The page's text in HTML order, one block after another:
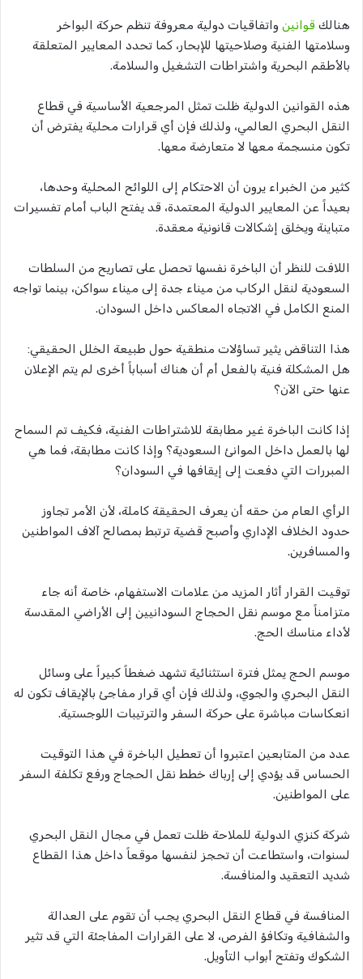
هنالك قوانين واتفاقيات دولية معروفة تنظم حركة البواخر
وسلامتها الفنية وصلاحيتها للإبحار، كما تحدد المعايير المتعلقة
بالأطقم البحرية واشتراطات التشغيل والسلامة.
هذه القوانين الدولية ظلت تمثل المرجعية الأساسية في قطاع
النقل البحري العالمي، ولذلك فإن أي قرارات محلية يفترض أن
تكون منسجمة معها لا متعارضة معها.
كثير من الخبراء يرون أن الاحتكام إلى اللوائح المحلية وحدها،
بعيداً عن المعايير الدولية المعتمدة، قد يفتح الباب أمام تفسيرات
متباينة ويخلق إشكالات قانونية معقدة.
اللافت للنظر أن الباخرة نفسها تحصل على تصاريح من السلطات
السعودية لنقل الركاب من ميناء جدة إلى ميناء سواكن، بينما تواجه
المنع الكامل في الاتجاه المعاكس داخل السودان.
هذا التناقض يثير تساؤلات منطقية حول طبيعة الخلل الحقيقي:
هل المشكلة فنية بالفعل أم أن هناك أسباباً أخرى لم يتم الإعلان
عنها حتى الآن؟
إذا كانت الباخرة غير مطابقة للاشتراطات الفنية، فكيف تم السماح
لها بالعمل داخل الموانئ السعودية؟ وإذا كانت مطابقة، فما هي
المبررات التي دفعت إلى إيقافها في السودان؟
الرأي العام من حقه أن يعرف الحقيقة كاملة، لأن الأمر تجاوز
حدود الخلاف الإداري وأصبح قضية ترتبط بمصالح آلاف المواطنين
والمسافرين.
توقيت القرار أثار المزيد من علامات الاستفهام، خاصة أنه جاء
متزامناً مع موسم نقل الحجاج السودانيين إلى الأراضي المقدسة
لأداء مناسك الحج.
موسم الحج يمثل فترة استثنائية تشهد ضغطاً كبيراً على وسائل
النقل البحري والجوي، ولذلك فإن أي قرار مفاجئ بالإيقاف تكون له
انعكاسات مباشرة على حركة السفر والترتيبات اللوجستية.
عدد من المتابعين اعتبروا أن تعطيل الباخرة في هذا التوقيت
الحساس قد يؤدي إلى إرباك خطط نقل الحجاج ورفع تكلفة السفر
على المواطنين.
شركة كنزي الدولية للملاحة ظلت تعمل في مجال النقل البحري
لسنوات، واستطاعت أن تحجز لنفسها موقعاً داخل هذا القطاع
شديد التعقيد والمنافسة.
المنافسة في قطاع النقل البحري يجب أن تقوم على العدالة
والشفافية وتكافؤ الفرص، لا على القرارات المفاجئة التي قد تثير
الشكوك وتفتح أبواب التأويل.